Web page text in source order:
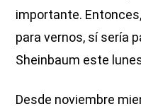
importante.
para vernos, sí sería
Sheinbaum este
Desde noviembre